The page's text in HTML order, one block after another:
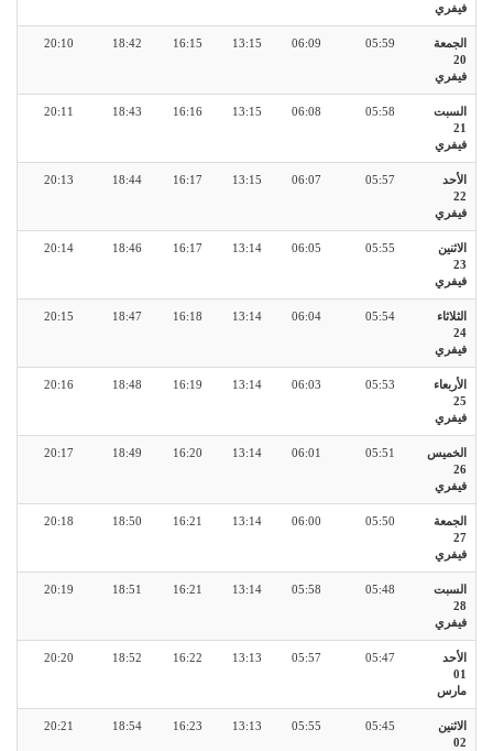
فيفري
الجمعة
20
فيفري
05:59
06:09
13:15
16:15
18:42
20:10
السبت
21
فيفري
05:58
06:08
13:15
16:16
18:43
20:11
الأحد
22
فيفري
05:57
06:07
13:15
16:17
18:44
20:13
الاثنين
23
فيفري
05:55
06:05
13:14
16:17
18:46
20:14
الثلاثاء
24
فيفري
05:54
06:04
13:14
16:18
18:47
20:15
الأربعاء
25
فيفري
05:53
06:03
13:14
16:19
18:48
20:16
الخميس
26
فيفري
05:51
06:01
13:14
16:20
18:49
20:17
الجمعة
27
فيفري
05:50
06:00
13:14
16:21
18:50
20:18
السبت
28
فيفري
05:48
05:58
13:14
16:21
18:51
20:19
الأحد
01
مارس
05:47
05:57
13:13
16:22
18:52
20:20
الاثنين
02
05:45
05:55
13:13
16:23
18:54
20:21